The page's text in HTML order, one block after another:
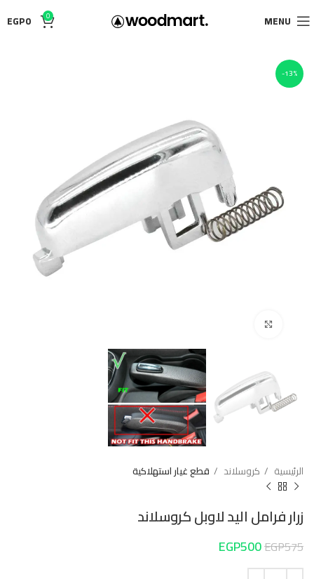
MENU
0
EGP0
-13%
الرئيسية كروسلاند قطع غيار استهلاكية
زرار فرامل اليد لاوبل كروسلاند
EGP575
EGP500